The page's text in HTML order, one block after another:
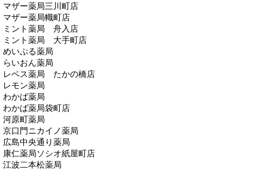
マザー薬局三川町店
マザー薬局幟町店
ミント薬局 舟入店
ミント薬局 大手町店
めいぷる薬局
らいおん薬局
レベス薬局 たかの橋店
レモン薬局
わかば薬局
わかば薬局袋町店
河原町薬局
京口門ニカイノ薬局
広島中央通り薬局
康仁薬局ソシオ紙屋町店
江波二本松薬局